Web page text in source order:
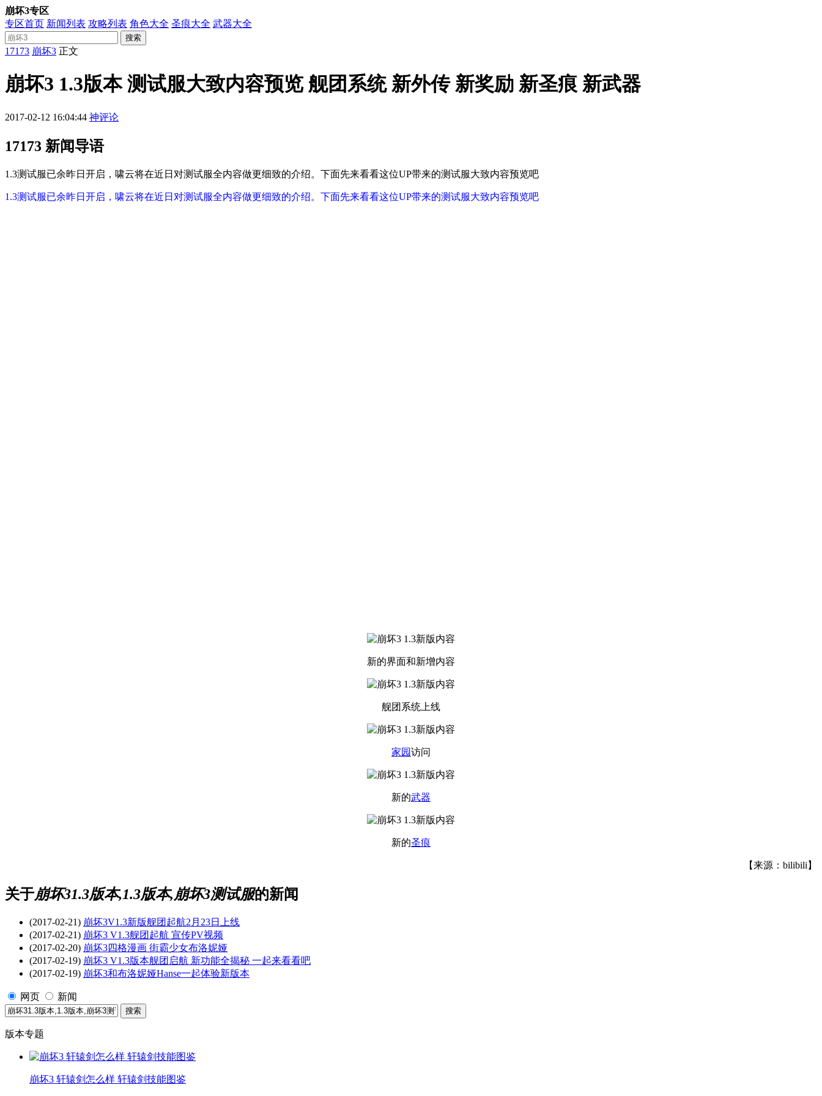
崩坏3专区
专区首页 新闻列表 攻略列表 角色大全 圣痕大全 武器大全
搜索
17173 崩坏3 正文
崩坏3 1.3版本 测试服大致内容预览 舰团系统 新外传 新奖励 新圣痕 新武器
2017-02-12 16:04:44 神评论
17173 新闻导语
1.3测试服已余昨日开启，啸云将在近日对测试服全内容做更细致的介绍。下面先来看看这位UP带来的测试服大致内容预览吧
1.3测试服已余昨日开启，啸云将在近日对测试服全内容做更细致的介绍。下面先来看看这位UP带来的测试服大致内容预览吧
新的界面和新增内容
舰团系统上线
家园访问
新的武器
新的圣痕
【来源：bilibili】
关于崩坏31.3版本,1.3版本,崩坏3测试服的新闻
(2017-02-21) 崩坏3V1.3新版舰团起航2月23日上线
(2017-02-21) 崩坏3 V1.3舰团起航 宣传PV视频
(2017-02-20) 崩坏3四格漫画 街霸少女布洛妮娅
(2017-02-19) 崩坏3 V1.3版本舰团启航 新功能全揭秘 一起来看看吧
(2017-02-19) 崩坏3和布洛妮娅Hanse一起体验新版本
网页 新闻
版本专题
崩坏3 轩辕剑怎么样 轩辕剑技能图鉴